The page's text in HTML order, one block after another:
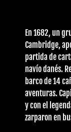
En 1682, un
Cambridge,
partida de
navío danés.
barco de 14
aventuras.
y con el
zarparon en